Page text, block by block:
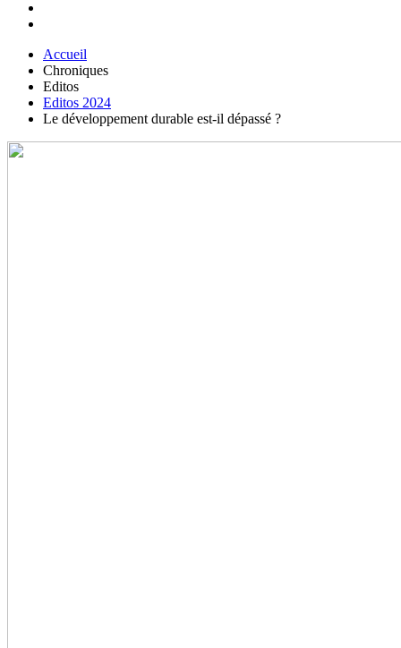
Accueil
Chroniques
Editos
Editos 2024
Le développement durable est-il dépassé ?